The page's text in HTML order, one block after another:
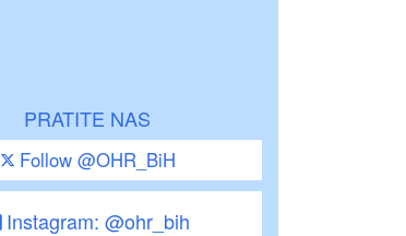
PRATITE NAS
Follow @OHR_BiH
Instagram: @ohr_bih